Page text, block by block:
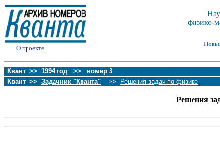
О проекте
физико-
Квант >> 1994 год >> номер 3
Квант >> Задачник "Кванта" >> Решения задач по физике
Решения